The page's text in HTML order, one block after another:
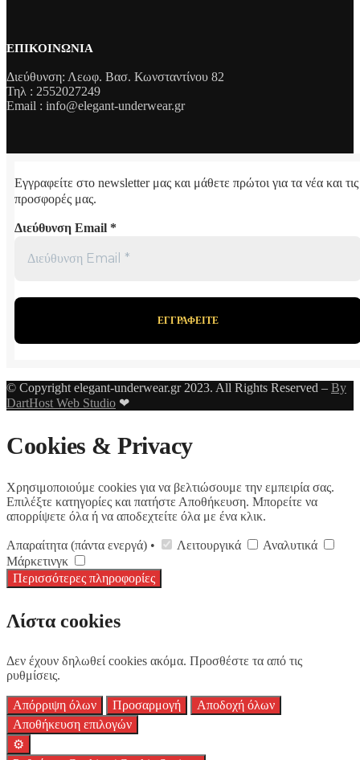
ΕΠΙΚΟΙΝΩΝΊΑ
Διεύθυνση: Λεωφ. Βασ. Κωνσταντίνου 82
Τηλ : 2552027249
Email : info@elegant-underwear.gr
Εγγραφείτε στο newsletter μας και μάθετε πρώτοι για τα νέα και τις
προσφορές μας.
Διεύθυνση Email *
© Copyright elegant-underwear.gr 2023. All Rights Reserved – By
DartHost Web Studio ❤
Cookies & Privacy
Χρησιμοποιούμε cookies για να βελτιώσουμε την εμπειρία σας.
Επιλέξτε κατηγορίες και πατήστε Αποθήκευση. Μπορείτε να
απορρίψετε όλα ή να αποδεχτείτε όλα με ένα κλικ.
Απαραίτητα (πάντα ενεργά) • Λειτουργικά
Αναλυτικά
Μάρκετινγκ
Περισσότερες πληροφορίες
Λίστα cookies
Δεν έχουν δηλωθεί cookies ακόμα. Προσθέστε τα από τις
ρυθμίσεις.
Απόρριψη όλων Προσαρμογή
Αποδοχή όλων
Αποθήκευση επιλογών
⚙️